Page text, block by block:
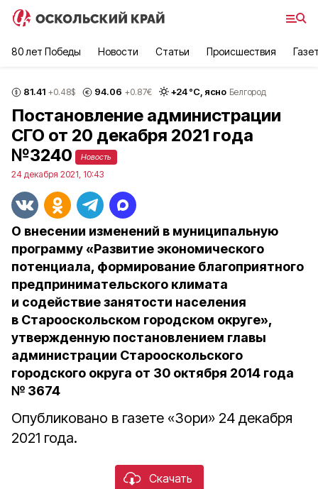
80 лет Победы Новости Статьи Происшествия
81.41 +0.48$ 94.06 +0.87€ +24°С, ясно Белгород
Постановление администрации
СГО от 20 декабря 2021 года
№3240
Новость
24 декабря 2021, 10:43
О внесении изменений в муниципальную
программу «Развитие экономического
потенциала, формирование благоприятного
предпринимательского климата
и содействие занятости населения
в Старооскольском городском округе»,
утвержденную постановлением главы
администрации Старооскольского
городского округа от 30 октября 2014 года
№ 3674
Опубликовано в газете «Зори» 24 декабря
2021 года.
Скачать